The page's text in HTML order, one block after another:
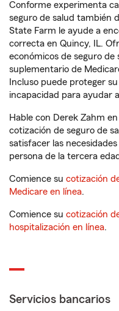
Conforme experimenta
seguro de salud también
State Farm le ayude a
correcta en Quincy, IL.
económicos de seguro
suplementario de
Incluso puede proteger
incapacidad para ayudar
Hable con Derek Zahm
cotización de seguro de
satisfacer las
persona de la tercera
Comience su cotización
Medicare en línea.
Comience su cotización
hospitalización en línea.
Servicios bancarios